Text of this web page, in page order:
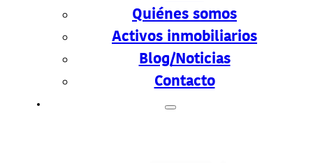
Quiénes somos
Activos inmobiliarios
Blog/Noticias
Contacto